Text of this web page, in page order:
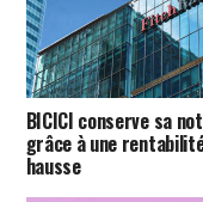
BICICI conserve sa
grâce à une
hausse